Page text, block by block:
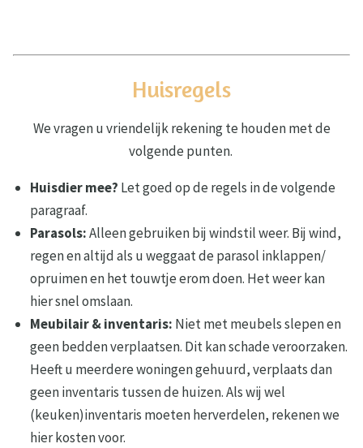
Huisregels
We vragen u vriendelijk rekening te houden met de
volgende punten.
Huisdier mee? Let goed op de regels in de volgende
paragraaf.
Parasols:Alleen gebruiken bij windstil weer. Bij wind,
regen en altijd als u weggaat de parasol inklappen/
opruimen en het touwtje erom doen. Het weer kan
hier snel omslaan.
Meubilair & inventaris: Niet met meubels slepen en
geen bedden verplaatsen. Dit kan schade veroorzaken.
Heeft u meerdere woningen gehuurd, verplaats dan
geen inventaris tussen de huizen. Als wij wel
(keuken)inventaris moeten herverdelen, rekenen we
hier kosten voor.